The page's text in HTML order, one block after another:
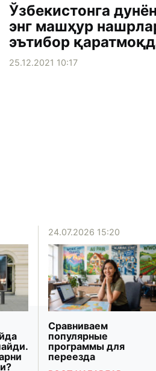
Ўзбекистонга
энг машҳур
эътибор
25.12.2021 10:17
24.07.2026 15:20
Сравниваем
популярные
программы для
переезда